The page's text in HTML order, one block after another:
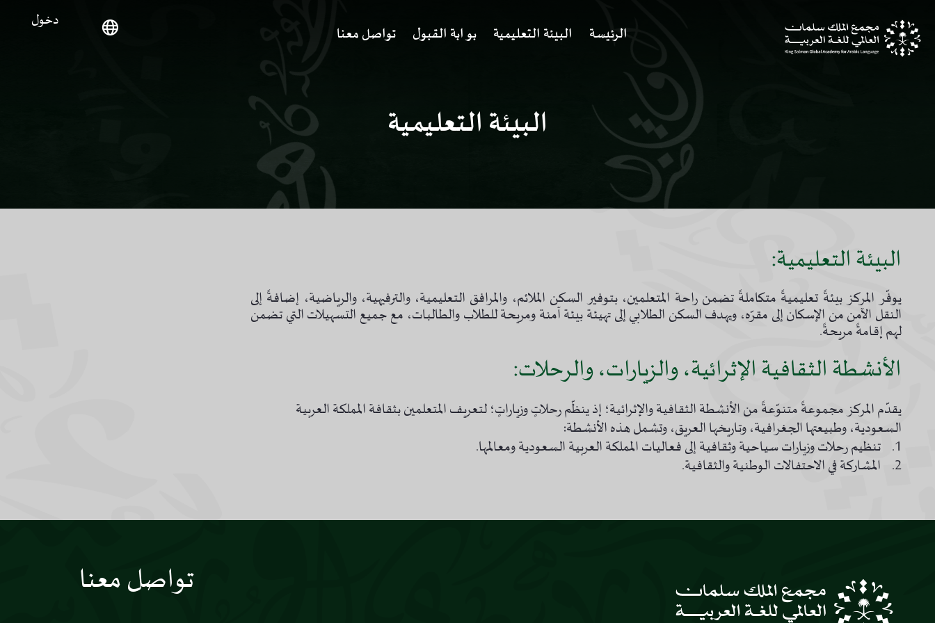
الملاحة دخول
الرئيسة البيئة التعليمية بوابة القبول تواصل معنا
البيئة التعليمية
البيئة التعليمية
البيئة التعليمية:
يوفّر المركز بيئةً تعليميةً متكاملةً تضمن راحة المتعلمين، بتوفير السكن الملائم، والمرافق التعليمية، والترفيهية، والرياضية، إضافةً إلى
النقل الآمن من الإسكان إلى مقرّه، ويهدف السكن الطلابي إلى تهيئة بيئة آمنة ومريحة للطلاب والطالبات، مع جميع التسهيلات التي تضمن
لهم إقامةً مريحةً.
الأنشطة الثقافية الإثرائية، والزيارات، والرحلات:
يقدّم المركز مجموعةً متنوّعةً من الأنشطة الثقافية والإثرائية؛ إذ ينظّم رحلاتٍ وزياراتٍ؛ لتعريف المتعلمين بثقافة المملكة العربية
السعودية، وطبيعتها الجغرافية، وتاريخها العريق، وتشمل هذه الأنشطة:
1. تنظيم رحلات وزيارات سياحية وثقافية إلى فعاليات المملكة العربية السعودية ومعالمها.
2. المشاركة في الاحتفالات الوطنية والثقافية.
تواصل معنا